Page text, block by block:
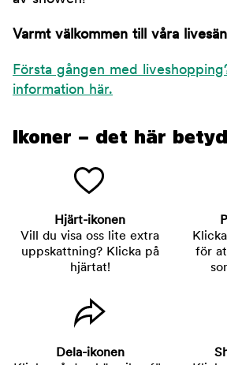
Varmt välkommen till våra
Första gången med
information här.
Ikoner – det här
Hjärt-ikonen
Vill du visa oss lite extra
uppskattning? Klicka på
hjärtat!
för
Dela-ikonen